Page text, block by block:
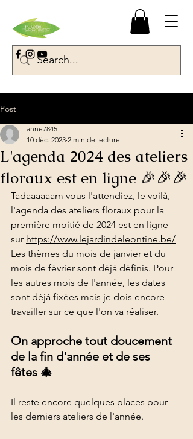
Post
L'agenda 2024 des ateliers
floraux est en ligne 🎉🎉🎉
anne7845
10 déc. 2023 2 min de lecture
Tadaaaaaam vous l'attendiez, le voilà,
l'agenda des ateliers floraux pour la
première moitié de 2024 est en ligne
sur https://www.lejardindeleontine.be/
Les thèmes du mois de janvier et du
mois de février sont déjà définis. Pour
les autres mois de l'année, les dates
sont déjà fixées mais je dois encore
travailler sur ce que l'on va réaliser.
On approche tout doucement
de la fin d'année et de ses
fêtes 🎄
Il reste encore quelques places pour
les derniers ateliers de l'année.